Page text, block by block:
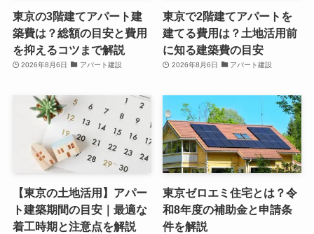
東京の3階建てアパート建
築費は？総額の目安と費用
を抑えるコツまで解説
2026年8月6日 アパート建設
東京で2階建てアパートを
建てる費用は？土地活用前
に知る建築費の目安
2026年8月6日 アパート建設
【東京の土地活用】アパー
ト建築期間の目安｜最適な
着工時期と注意点を解説
東京ゼロエミ住宅とは？令
和8年度の補助金と申請条
件を解説